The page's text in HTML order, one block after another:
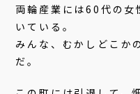
両輪産業には60代の
いている。
みんな、むかしどこか
だ。